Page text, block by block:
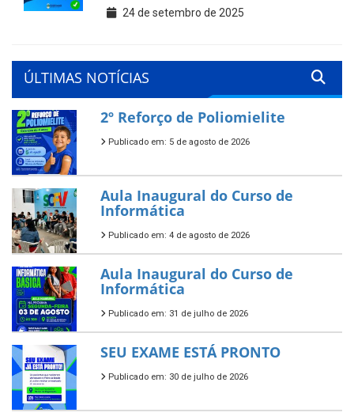
24 de setembro de 2025
ÚLTIMAS NOTÍCIAS
2º Reforço de Poliomielite
Publicado em: 5 de agosto de 2026
Aula Inaugural do Curso de
Informática
Publicado em: 4 de agosto de 2026
Aula Inaugural do Curso de
Informática
Publicado em: 31 de julho de 2026
SEU EXAME ESTÁ PRONTO
Publicado em: 30 de julho de 2026